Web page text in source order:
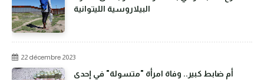
البيلاروسية الليتوانية
22 décembre 2023
أم ضابط كبير.. وفاة امرأة "متسولة" في إحدى